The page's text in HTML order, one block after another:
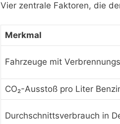
Vier zentrale Faktoren, die
Merkmal
Fahrzeuge mit
CO₂-Ausstoß pro Liter
Durchschnittsverbrauch in